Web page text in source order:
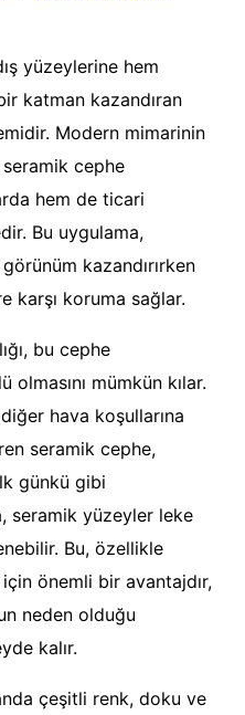
yüzeylerine hem
katman kazandıran
Modern mimarinin
cephe
hem de ticari
Bu uygulama,
kazandırırken
karşı koruma sağlar.
bu cephe
olmasını mümkün kılar.
hava koşullarına
seramik cephe,
günkü gibi
seramik yüzeyler leke
Bu, özellikle
önemli bir avantajdır,
neden olduğu
kalır.
çeşitli renk, doku ve